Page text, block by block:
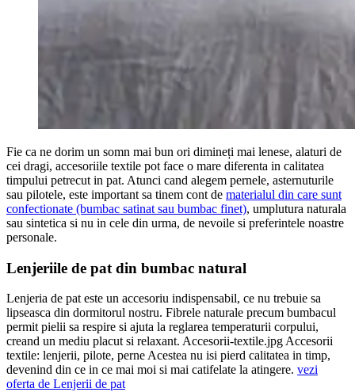
Fie ca ne dorim un somn mai bun ori dimineți mai lenese, alaturi de
cei dragi, accesoriile textile pot face o mare diferenta in calitatea
timpului petrecut in pat. Atunci cand alegem pernele, asternuturile
sau pilotele, este important sa tinem cont de materialul din care sunt
confectionate (bumbac satinat sau bumbac finet), umplutura naturala
sau sintetica si nu in cele din urma, de nevoile si preferintele noastre
personale.
Lenjeriile de pat din bumbac natural
Lenjeria de pat este un accesoriu indispensabil, ce nu trebuie sa
lipseasca din dormitorul nostru. Fibrele naturale precum bumbacul
permit pielii sa respire si ajuta la reglarea temperaturii corpului,
creand un mediu placut si relaxant. Accesorii-textile.jpg Accesorii
textile: lenjerii, pilote, perne Acestea nu isi pierd calitatea in timp,
devenind din ce in ce mai moi si mai catifelate la atingere. vezi
oferta de Lenjerii de pat